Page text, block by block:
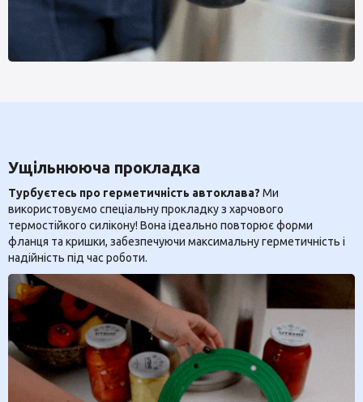
Ущільнююча прокладка
Турбуєтесь про герметичність автоклава? Ми
використовуємо спеціальну прокладку з харчового
термостійкого силікону! Вона ідеально повторює форми
фланця та кришки, забезпечуючи максимальну герметичність і
надійність під час роботи.